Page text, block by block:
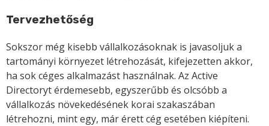
Tervezhetőség
Sokszor még kisebb vállalkozásoknak is javasoljuk a
tartományi környezet létrehozását, kifejezetten akkor,
ha sok céges alkalmazást használnak. Az Active
Directoryt érdemesebb, egyszerűbb és olcsóbb a
vállalkozás növekedésének korai szakaszában
létrehozni, mint egy, már érett cég esetében kiépíteni.